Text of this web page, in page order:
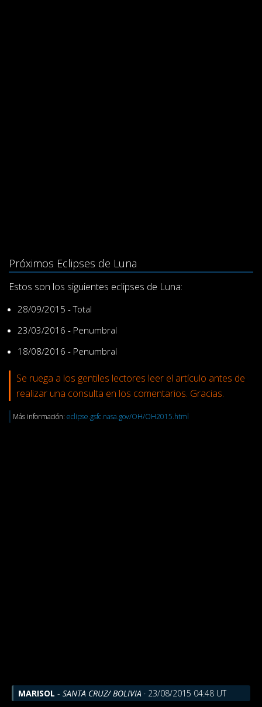
Próximos Eclipses de Luna
Estos son los siguientes eclipses de Luna:
28/09/2015 - Total
23/03/2016 - Penumbral
18/08/2016 - Penumbral
Se ruega a los gentiles lectores leer el artículo antes de
realizar una consulta en los comentarios. Gracias.
Más información: eclipse.gsfc.nasa.gov/OH/OH2015.html
MARISOL - SANTA CRUZ/ BOLIVIA · 23/08/2015 04:48 UT